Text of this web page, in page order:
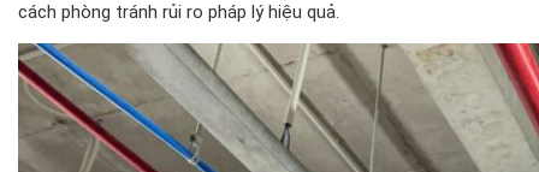
cách phòng tránh rủi ro pháp lý hiệu quả.